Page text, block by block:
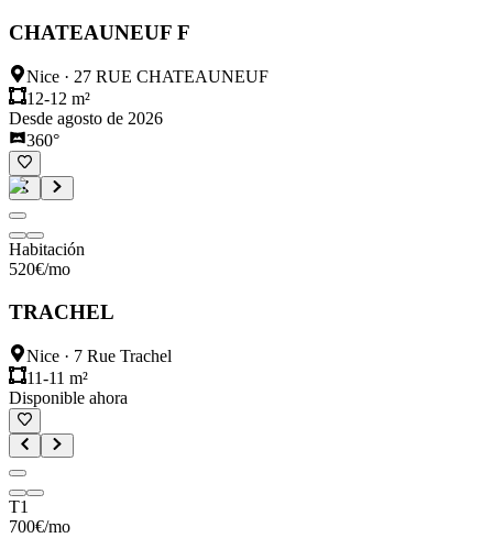
CHATEAUNEUF F
Nice · 27 RUE CHATEAUNEUF
12-12 m²
Desde agosto de 2026
360°
Habitación
520€/mo
TRACHEL
Nice · 7 Rue Trachel
11-11 m²
Disponible ahora
T1
700€/mo